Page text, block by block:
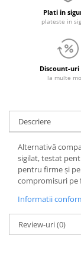
Plati in
plateste in
Discount-uri
la multe
Descriere
Alternativă
sigilat, testat
pentru firme și
compromisuri pe
Informatii
Review-uri(0)